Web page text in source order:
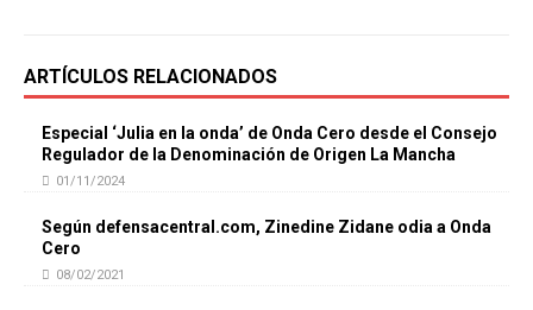
ARTÍCULOS RELACIONADOS
Especial ‘Julia en la onda’ de Onda Cero desde el Consejo
Regulador de la Denominación de Origen La Mancha
01/11/2024
Según defensacentral.com, Zinedine Zidane odia a Onda
Cero
08/02/2021